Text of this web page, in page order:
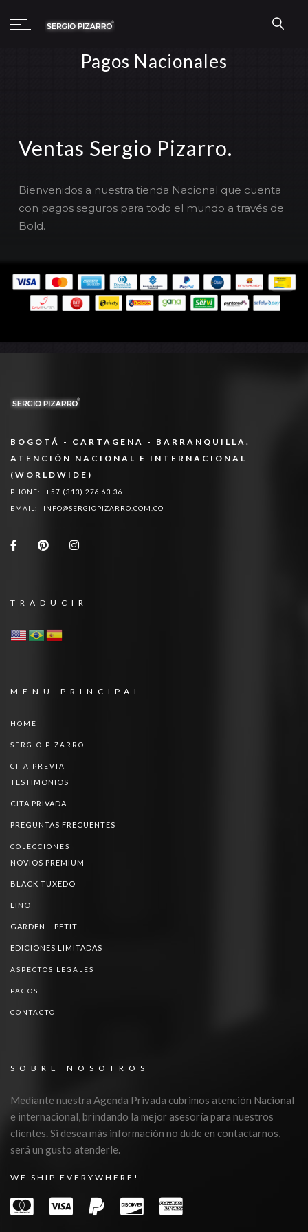
Pagos Nacionales
Ventas Sergio Pizarro.
Bienvenidos a nuestra tienda Nacional que cuenta
con pagos seguros para todo el mundo a través de
Bold.
BOGOTÁ - CARTAGENA - BARRANQUILLA.
ATENCIÓN NACIONAL E INTERNACIONAL
(WORLDWIDE)
PHONE:
+57 (313) 276 63 36
EMAIL:
INFO@SERGIOPIZARRO.COM.CO
TRADUCIR
MENU PRINCIPAL
HOME
SERGIO PIZARRO
CITA PREVIA
TESTIMONIOS
CITA PRIVADA
PREGUNTAS FRECUENTES
COLECCIONES
NOVIOS PREMIUM
BLACK TUXEDO
LINO
GARDEN – PETIT
EDICIONES LIMITADAS
ASPECTOS LEGALES
PAGOS
CONTACTO
SOBRE NOSOTROS
Mediante nuestra Agenda Privada cubrimos atención Nacional
e internacional, brindando la mejor asesoría para nuestros
clientes. Si desea más información no dude en contactarnos,
será un gusto atenderle.
WE SHIP EVERYWHERE!